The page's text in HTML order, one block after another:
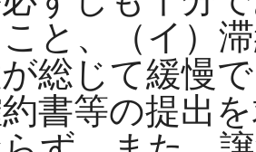
と、（イ）
総じて緩慢
書等の提出